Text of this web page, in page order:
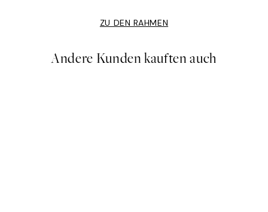
ZU DEN RAHMEN
Andere Kunden kauften auch